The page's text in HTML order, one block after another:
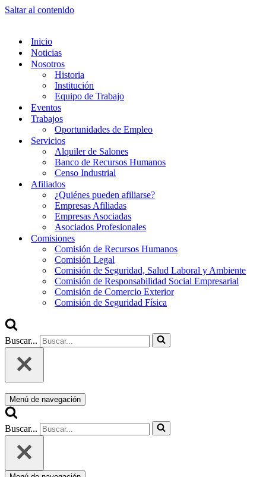
Saltar al contenido
Inicio
Noticias
Nosotros
Historia
Institución
Equipo de Trabajo
Eventos
Trabajos
Oportunidades de Empleo
Servicios
Alquiler de Salones
Banco de Recursos Humanos
Censo Industrial
Afiliados
¿Quiénes pueden afiliarse?
Empresas Afiliadas
Empresas Asociadas
Asociados Profesionales
Comisiones
Comisión de Recursos Humanos
Comisión Legal
Comisión de Seguridad, Salud Laboral y Ambiente
Comisión de Responsabilidad Social Empresarial
Comisión de Comercio Exterior
Comisión de Seguridad Física
Buscar...
Menú de navegación
Buscar...